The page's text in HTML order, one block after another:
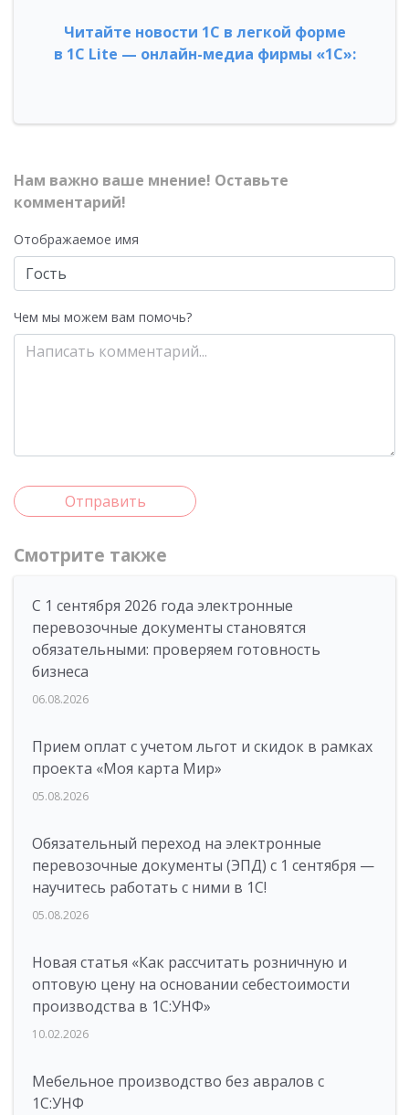
Читайте новости 1С в легкой форме
в 1С Lite — онлайн-медиа фирмы «1С»:
Нам важно ваше мнение! Оставьте
комментарий!
Отображаемое имя
Чем мы можем вам помочь?
Отправить
Смотрите также
С 1 сентября 2026 года электронные
перевозочные документы становятся
обязательными: проверяем готовность
бизнеса
06.08.2026
Прием оплат с учетом льгот и скидок в рамках
проекта «Моя карта Мир»
05.08.2026
Обязательный переход на электронные
перевозочные документы (ЭПД) с 1 сентября —
научитесь работать с ними в 1С!
05.08.2026
Новая статья «Как рассчитать розничную и
оптовую цену на основании себестоимости
производства в 1С:УНФ»
10.02.2026
Мебельное производство без авралов с
1С:УНФ